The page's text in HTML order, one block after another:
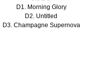
D1. Morning Glory
D2. Untitled
D3. Champagne Supernova